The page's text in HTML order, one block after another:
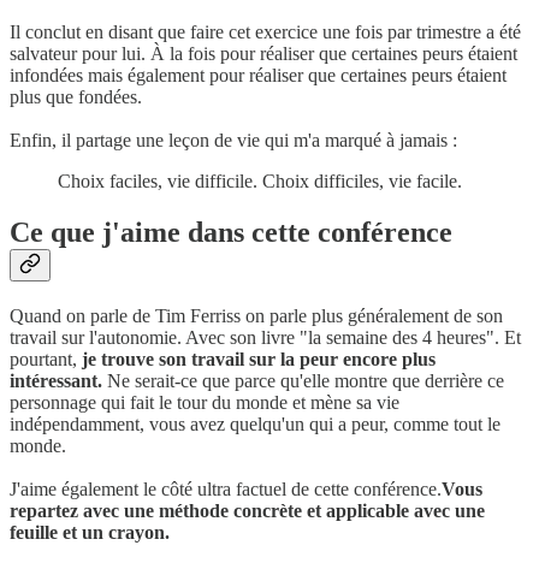
Il conclut en disant que faire cet exercice une fois par trimestre a été
salvateur pour lui. À la fois pour réaliser que certaines peurs étaient
infondées mais également pour réaliser que certaines peurs étaient
plus que fondées.
Enfin, il partage une leçon de vie qui m'a marqué à jamais :
Choix faciles, vie difficile. Choix difficiles, vie facile.
Ce que j'aime dans cette conférence
Quand on parle de Tim Ferriss on parle plus généralement de son
travail sur l'autonomie. Avec son livre "la semaine des 4 heures". Et
pourtant, je trouve son travail sur la peur encore plus
intéressant. Ne serait-ce que parce qu'elle montre que derrière ce
personnage qui fait le tour du monde et mène sa vie
indépendamment, vous avez quelqu'un qui a peur, comme tout le
monde.
J'aime également le côté ultra factuel de cette conférence.Vous
repartez avec une méthode concrète et applicable avec une
feuille et un crayon.